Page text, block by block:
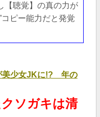
【聴覚】の真の力が
コピー能力だと発覚
美少女JKに!? 年の
ソガキは清